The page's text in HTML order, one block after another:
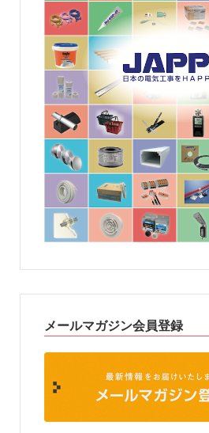
メールマガジン会員登録